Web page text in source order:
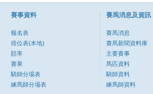
賽事資料
報名表
排位表(本地)
賠率
賽果
騎師分場表
練馬師分場表
賽馬消息及資訊
賽馬消息
賽馬新聞資料庫
主要賽事
馬匹資料
騎師資料
練馬師資料